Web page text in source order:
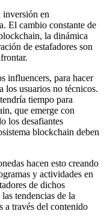
inversión en
El cambio constante de
la dinámica
de estafadores son
influencers, para hacer
los usuarios no técnicos.
tiempo para
que emerge con
los desafiantes
blockchain deben
hacen esto creando
y actividades en
de dichos
tendencias de la
a través del contenido